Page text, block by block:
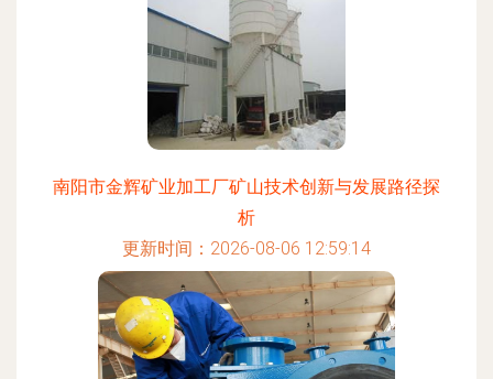
南阳市金辉矿业加工厂矿山技术创新与发展路径探
析
更新时间：2026-08-06 12:59:14